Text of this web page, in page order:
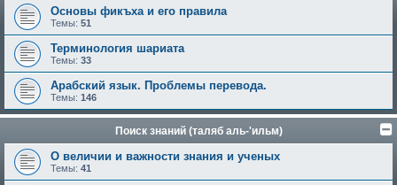
Основы фикъха и его правила
Темы: 51
Терминология шариата
Темы: 33
Арабский язык. Проблемы перевода.
Темы: 146
Поиск знаний (таляб аль-'ильм)
О величии и важности знания и ученых
Темы: 41